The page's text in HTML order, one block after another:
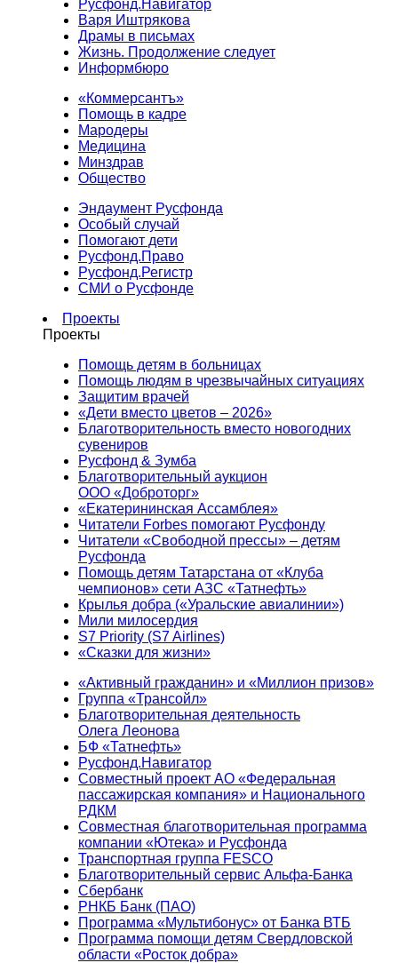
Русфонд.Навигатор
Варя Иштрякова
Драмы в письмах
Жизнь. Продолжение следует
Информбюро
«Коммерсантъ»
Помощь в кадре
Мародеры
Медицина
Минздрав
Общество
Эндаумент Русфонда
Особый случай
Помогают дети
Русфонд.Право
Русфонд.Регистр
СМИ о Русфонде
Проекты
Проекты
Помощь детям в больницах
Помощь людям в чрезвычайных ситуациях
Защитим врачей
«Дети вместо цветов – 2026»
Благотворительность вместо новогодних
сувениров
Русфонд & Зумба
Благотворительный аукцион
ООО «Доброторг»
«Екатерининская Ассамблея»
Читатели Forbes помогают Русфонду
Читатели «Свободной прессы» – детям
Русфонда
Помощь детям Татарстана от «Клуба
чемпионов» сети АЗС «Татнефть»
Крылья добра («Уральские авиалинии»)
Мили милосердия
S7 Priority (S7 Airlines)
«Сказки для жизни»
«Активный гражданин» и «Миллион призов»
Группа «Трансойл»
Благотворительная деятельность
Олега Леонова
БФ «Татнефть»
Русфонд.Навигатор
Совместный проект АО «Федеральная
пассажирская компания» и Национального
РДКМ
Совместная благотворительная программа
компании «Ютека» и Русфонда
Транспортная группа FESCO
Благотворительный сервис Альфа-Банка
Сбербанк
РНКБ Банк (ПАО)
Программа «Мультибонус» от Банка ВТБ
Программа помощи детям Свердловской
области «Росток добра»